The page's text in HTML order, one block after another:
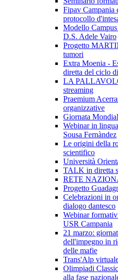
Fipav Campania
protocollo
Modello
D.S. Adele Vairo
Progetto
tumori
Extra Moenia -
diretta del ciclo
LA
streaming
Praemium
organizzative
Giornata
Webinar in
Sousa Fernàndez
Le origini della
scientifico
Università
TALK in diretta
RETE
Progetto
Celebrazioni in
dialogo dantesco
Webinar
USR Campania
21 marzo:
dell'impegno in
delle mafie
Trans'Alp
Olimpiadi
alla fase